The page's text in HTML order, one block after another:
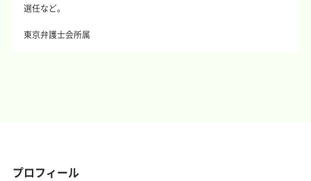
選任など。
東京弁護士会所属
プロフィール